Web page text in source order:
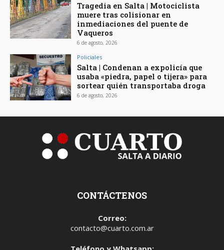
Tragedia en Salta | Motociclista
muere tras colisionar en
inmediaciones del puente de
Vaqueros
6 de agosto, 2026
Policiales
Salta | Condenan a expolicía que
usaba «piedra, papel o tijera» para
sortear quién transportaba droga
6 de agosto, 2026
CONTÁCTENOS
Correo:
contacto@cuarto.com.ar